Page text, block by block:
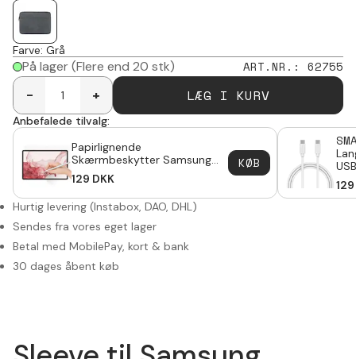
Farve: Grå
På lager(Flere end 20 stk) ART.NR. : 62755
-
+ LÆG I KURV
Anbefalede tilvalg:
Papirlignende
Skærmbeskytter Samsung
Galaxy Tab S10 Plus
129 DKK
KØB
129
Hurtig levering (Instabox, DAO, DHL)
Sendes fra vores eget lager
Betal med MobilePay, kort & bank
30 dages åbent køb